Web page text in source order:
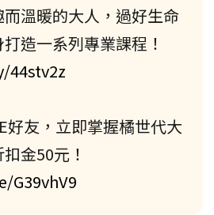
溫暖的大人，過好生命
造一系列專業課程！
好友，立即掌握橘世代大
金50元！
G39vhV9